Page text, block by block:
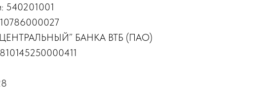
540201001
БАНКА ВТБ (ПАО)